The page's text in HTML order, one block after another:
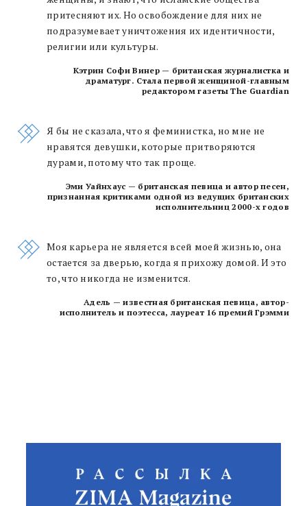
притесняют их. Но освобождение для них не
подразумевает уничтожения их идентичности,
религии или культуры.
Кэтрин Софи Винер — британская журналистка и
драматург. Стала первой женщиной-главным
редактором газеты The Guardian
Я бы не сказала, что я феминистка, но мне не
нравятся девушки, которые притворяются
дурами, потому что так проще.
Эми Уайнхаус — британская певица и автор песен,
признанная критиками одной из ведущих британских
исполнительниц 2000-х годов
Моя карьера не является всей моей жизнью, она
остается за дверью, когда я прихожу домой. И это
то, что никогда не изменится.
Адель — известная британская певица, автор-
исполнитель и поэтесса, лауреат 16 премий Грэмми